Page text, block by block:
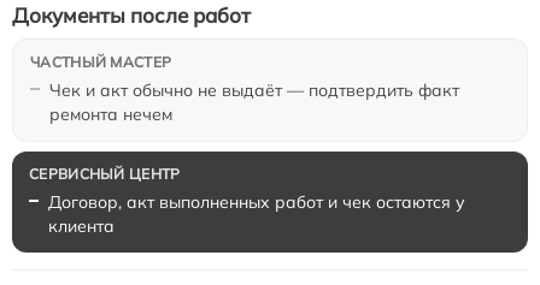
Чек и акт обычно не выдаёт — подтвердить факт
ремонта нечем
Документы после работ
Договор, акт выполненных работ и чек остаются у
клиента